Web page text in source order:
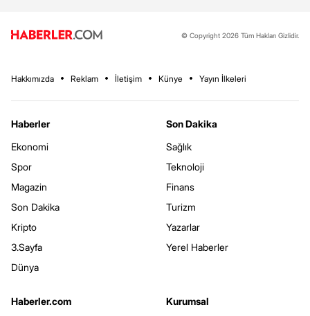
© Copyright 2026 Tüm Hakları Gizlidir.
Hakkımızda Reklam İletişim Künye Yayın İlkeleri
Haberler
Ekonomi
Spor
Magazin
Son Dakika
Kripto
3.Sayfa
Dünya
Son Dakika
Sağlık
Teknoloji
Finans
Turizm
Yazarlar
Yerel Haberler
Haberler.com
Kurumsal